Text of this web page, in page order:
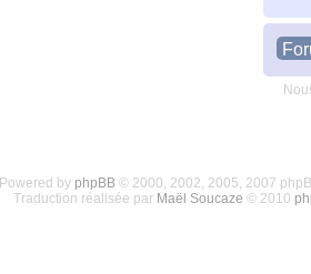
Powered by phpBB© 2000, 2002, 2005, 2007
Traduction réalisée par Maël Soucaze © 2010